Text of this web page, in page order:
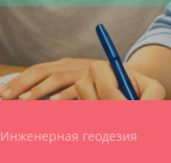
Инженерная геодезия